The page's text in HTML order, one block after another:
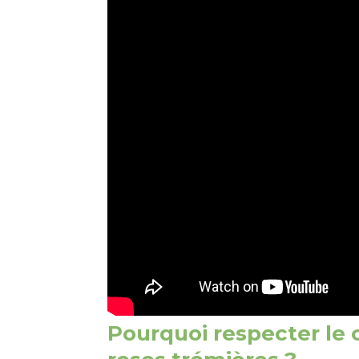
Pourquoi respecter le